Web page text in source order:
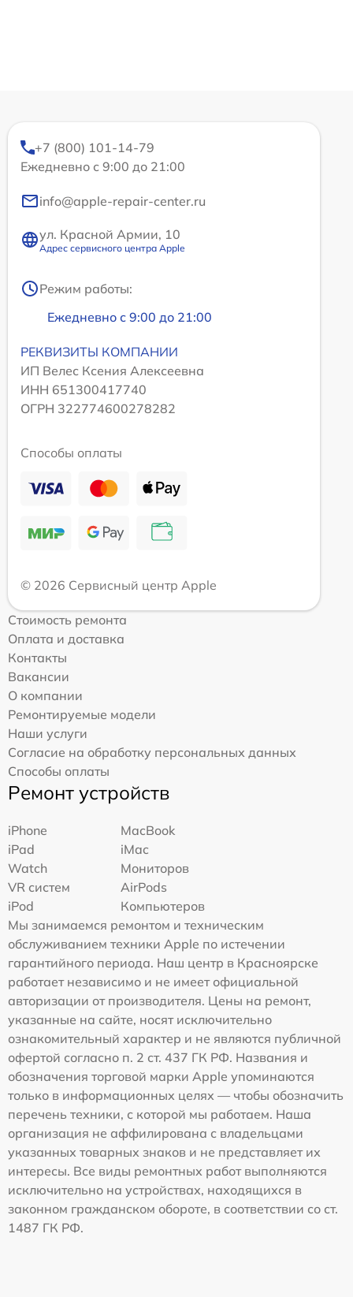
+7 (800) 101-14-79
Ежедневно с 9:00 до 21:00
info@apple-repair-center.ru
ул. Красной Армии, 10
Адрес сервисного центра Apple
Режим работы:
Ежедневно с 9:00 до 21:00
РЕКВИЗИТЫ КОМПАНИИ
ИП Велес Ксения Алексеевна
ИНН 651300417740
ОГРН 322774600278282
Способы оплаты
© 2026 Сервисный центр Apple
Стоимость ремонта
Оплата и доставка
Контакты
Вакансии
О компании
Ремонтируемые модели
Наши услуги
Согласие на обработку персональных данных
Способы оплаты
Ремонт устройств
iPhone
MacBook
iPad
iMac
Watch
Мониторов
VR систем
AirPods
iPod
Компьютеров
Мы занимаемся ремонтом и техническим
обслуживанием техники Apple по истечении
гарантийного периода. Наш центр в Красноярске
работает независимо и не имеет официальной
авторизации от производителя. Цены на ремонт,
указанные на сайте, носят исключительно
ознакомительный характер и не являются публичной
офертой согласно п. 2 ст. 437 ГК РФ. Названия и
обозначения торговой марки Apple упоминаются
только в информационных целях — чтобы обозначить
перечень техники, с которой мы работаем. Наша
организация не аффилирована с владельцами
указанных товарных знаков и не представляет их
интересы. Все виды ремонтных работ выполняются
исключительно на устройствах, находящихся в
законном гражданском обороте, в соответствии со ст.
1487 ГК РФ.